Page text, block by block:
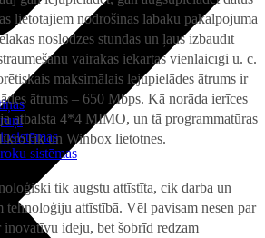
sistēmas
lietotājiem nodrošinās labāku pakalpojuma
noslodzes stundās un ļaus izbaudīt
vairākās iekārtās vienlaicīgi u. c.
maksimālais lejupielādes ātrums ir
ātrums – 650 Mbps. Kā norāda ierīces
atbalsta 4*4 MIMO, un tā programmatūras
un Winbox lietotnes.
tik augstu attīstīta, cik darba un
tehnoloģiju attīstībā. Vēl pavisam nesen par
ideju, bet šobrīd redzam